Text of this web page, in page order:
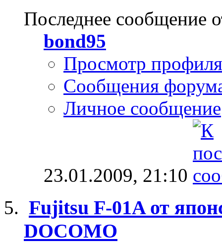
Последнее сообщение
bond95
Просмотр профиля
Сообщения
Личное сообщение
23.01.2009, 21:10
Fujitsu F-01A от
DOCOMO